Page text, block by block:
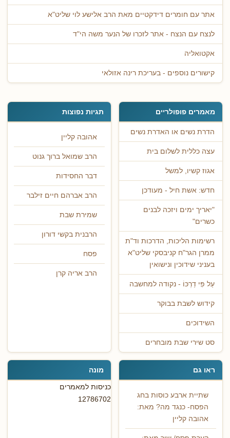
אתר עם חומרים דידקטיים מאת הרב אלישע לוי שליט"א
לנצח עם הנצח - אתר לזכרו של הנער משה הי"ד
אקטואליה
קישורים נוספים - בעריכת רינה אזולאי
מאמרים פופולריים
הדרת נשים או האדרת נשים
עצה כללית לשלום בית
אגוז קשיו, למשל
חדש: אשת חיל - מעודכן
"יאריך ימים ויזכה לבנים
כשרים"
רשימות הליכות, הדרכות וד"ת
ממרן הגר"ח קניבסקי שליט"א
בעניני שידוכין ונישואין
עַל פִּי דַרְכּוֹ - נקודה למחשבה
קידוש לשבת בבוקר
השידוכים
סט שירי שבת מובחרים
תגיות נפוצות
אהובה קליין
הרב שמואל ברוך גנוט
דבר החסידות
הרב אברהם חיים זילבר
שמירת שבת
הרבנית בקשי דורון
פסח
הרב אריה קרן
ראו גם
שתיית ארבע כוסות בחג
הפסח- כנגד מה? מאת:
אהובה קליין
מונה
כניסות למאמרים
12786702